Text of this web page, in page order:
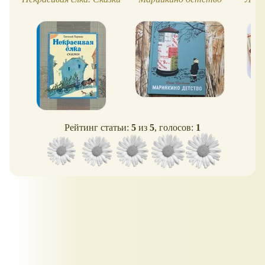
Рейтинг статьи: 5 из 5, голосов: 1